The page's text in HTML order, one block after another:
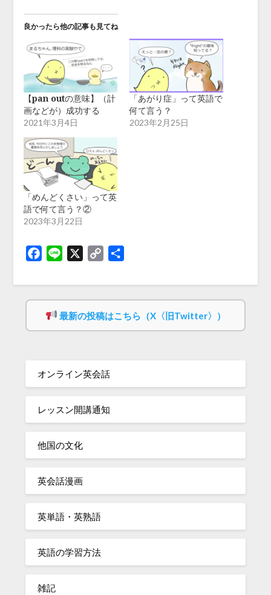
良かったら他の記事も見てね
【pan outの意味】（計
画などが）成功する
2021年3月4日
「あがり症」って英語で
何て言う？
2023年2月25日
「めんどくさい」って英
語で何て言う？②
2023年3月22日
Facebook
Line
Copy
最新の投稿はこちら（X〈旧Twitter〉）
オンライン英会話
レッスン開講通知
他国の文化
英会話漫画
英単語・英熟語
英語の学習方法
雑記